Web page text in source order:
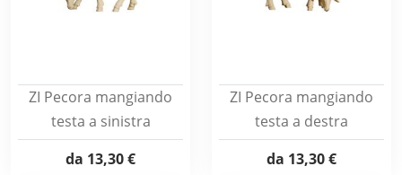
ZI Pecora mangiando
testa a sinistra
da 13,30 €
ZI Pecora mangiando
testa a destra
da 13,30 €